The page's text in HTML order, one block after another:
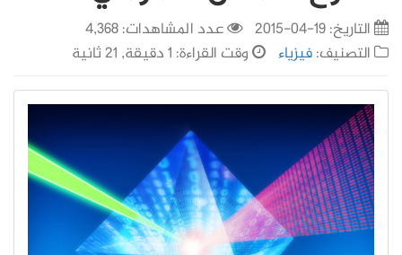
التاريخ:19-04-2015
عدد المشاهدات: 4,368
التصنيف:فيزياء وقت القراءة: 1 دقيقة, 21 ثانية